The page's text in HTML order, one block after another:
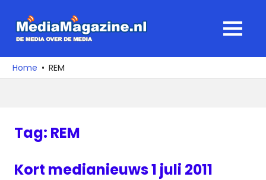
naar
media
over
MENU
Home REM
Tag: REM
Kort medianieuws 1 juli 2011